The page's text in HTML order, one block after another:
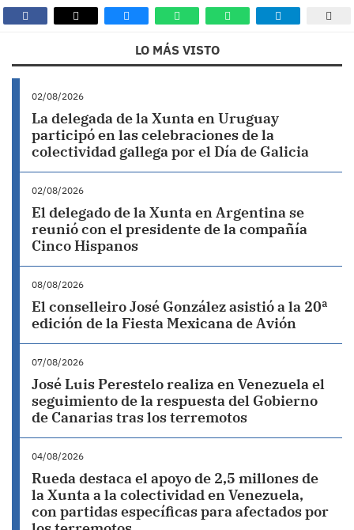
LO MÁS VISTO
02/08/2026
La delegada de la Xunta en Uruguay
participó en las celebraciones de la
colectividad gallega por el Día de Galicia
02/08/2026
El delegado de la Xunta en Argentina se
reunió con el presidente de la compañía
Cinco Hispanos
08/08/2026
El conselleiro José González asistió a la 20ª
edición de la Fiesta Mexicana de Avión
07/08/2026
José Luis Perestelo realiza en Venezuela el
seguimiento de la respuesta del Gobierno
de Canarias tras los terremotos
04/08/2026
Rueda destaca el apoyo de 2,5 millones de
la Xunta a la colectividad en Venezuela,
con partidas específicas para afectados por